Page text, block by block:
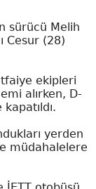
sürücü Melih
Cesur (28)
ekipleri
alırken, D-
yerden
müdahalelere